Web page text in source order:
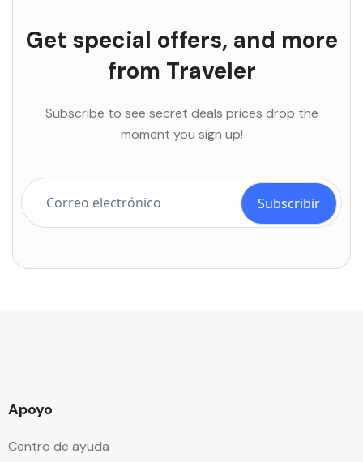
Get special offers, and more
from Traveler
Subscribe to see secret deals prices drop the
moment you sign up!
Apoyo
Centro de ayuda